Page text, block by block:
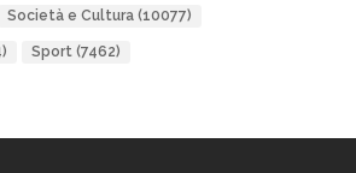
Società e Cultura(10077)
Sport(7462)